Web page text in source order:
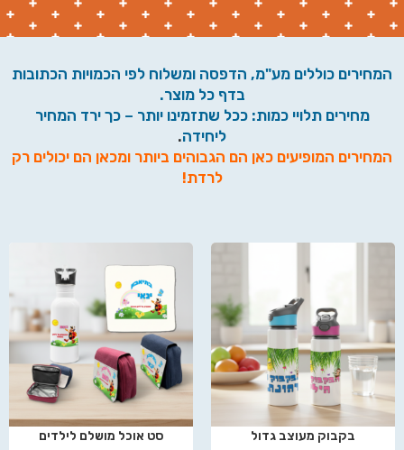
המחירים כוללים מע"מ, הדפסה ומשלוח לפי הכמויות הכתובות
בדף כל מוצר.
מחירים תלויי כמות: ככל שתזמינו יותר – כך ירד המחיר
ליחידה.
המחירים המופיעים כאן הם הגבוהים ביותר ומכאן הם יכולים רק
לרדת!
בקבוק מעוצב גדול סט אוכל מושלם לילדים